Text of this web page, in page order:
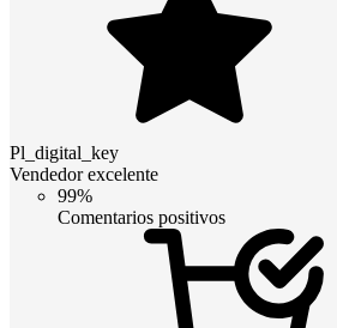
Pl_digital_key
Vendedor excelente
99%
Comentarios positivos